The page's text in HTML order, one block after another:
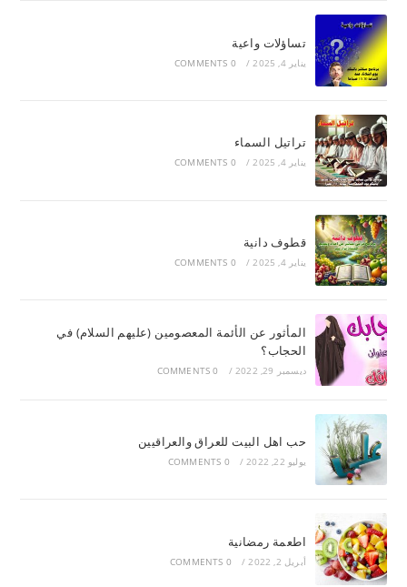
تساؤلات واعية
يناير 4, 2025 /
0 COMMENTS
تراتيل السماء
يناير 4, 2025 /
0 COMMENTS
قطوف دانية
يناير 4, 2025 /
0 COMMENTS
المأثور عن الأئمة المعصومين (عليهم السلام) في
الحجاب؟
ديسمبر 29, 2022 /
0 COMMENTS
حب اهل البيت للعراق والعراقيين
يوليو 22, 2022 /
0 COMMENTS
اطعمة رمضانية
أبريل 2, 2022 /
0 COMMENTS